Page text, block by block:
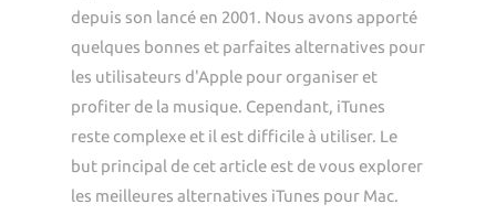
depuis son lancé en 2001. Nous avons apporté
quelques bonnes et parfaites alternatives pour
les utilisateurs d'Apple pour organiser et
profiter de la musique. Cependant, iTunes
reste complexe et il est difficile à utiliser. Le
but principal de cet article est de vous explorer
les meilleures alternatives iTunes pour Mac.